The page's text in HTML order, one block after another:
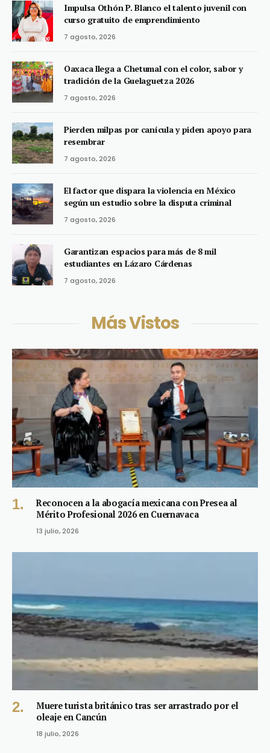
Impulsa Othón P. Blanco el talento juvenil con
curso gratuito de emprendimiento
7 agosto, 2026
Oaxaca llega a Chetumal con el color, sabor y
tradición de la Guelaguetza 2026
7 agosto, 2026
Pierden milpas por canícula y piden apoyo para
resembrar
7 agosto, 2026
El factor que dispara la violencia en México
según un estudio sobre la disputa criminal
7 agosto, 2026
Garantizan espacios para más de 8 mil
estudiantes en Lázaro Cárdenas
7 agosto, 2026
Más Vistos
Reconocen a la abogacía mexicana con Presea al
Mérito Profesional 2026 en Cuernavaca
13 julio, 2026
Muere turista británico tras ser arrastrado por el
oleaje en Cancún
18 julio, 2026